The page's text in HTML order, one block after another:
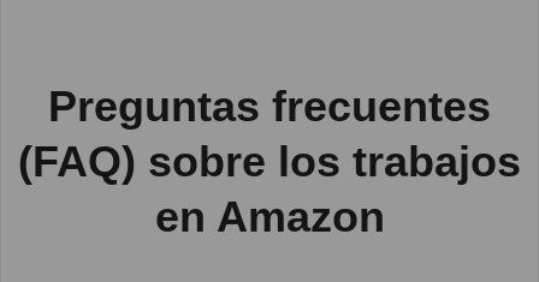
Preguntas frecuentes
(FAQ) sobre los trabajos
en Amazon